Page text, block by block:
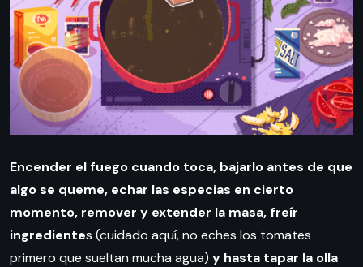
Encender el fuego cuando toca, bajarlo antes de que
algo se queme, echar las especias en cierto
momento, remover y extender la masa, freír
ingredientes (cuidado aquí, no eches los tomates
primero que sueltan mucha agua) y hasta tapar la olla